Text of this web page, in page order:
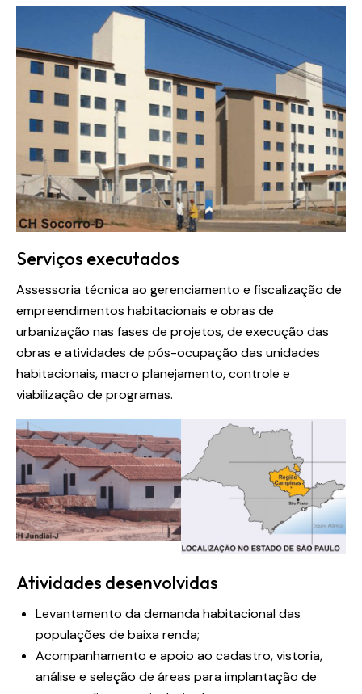
Serviços executados
Assessoria técnica ao gerenciamento e fiscalização de
empreendimentos habitacionais e obras de
urbanização nas fases de projetos, de execução das
obras e atividades de pós-ocupação das unidades
habitacionais, macro planejamento, controle e
viabilização de programas.
Atividades desenvolvidas
Levantamento da demanda habitacional das
populações de baixa renda;
Acompanhamento e apoio ao cadastro, vistoria,
análise e seleção de áreas para implantação de